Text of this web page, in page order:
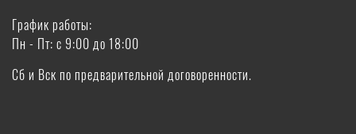
График работы:
Пн - Пт: с 9:00 до 18:00
Сб и Вск по предварительной договоренности.